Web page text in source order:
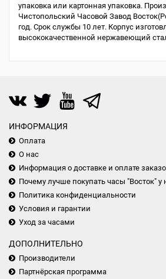
упаковка или картонная упаковка.
Чистопольский Часовой Завод
год. Срок службы 10 лет. Корпус
высококачественной нержавеющий
ИНФОРМАЦИЯ
Оплата
О нас
Информация о доставке и оплате
Почему лучше покупать часы "Восток" у
Политика конфиденциальности
Условия и гарантии
Уход за часами
ДОПОЛНИТЕЛЬНО
Производители
Партнёрская программа